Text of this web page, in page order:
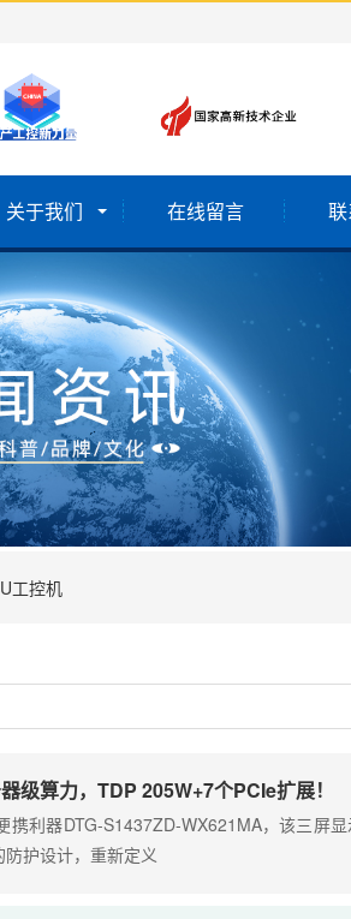
关于我们 在线留言
工控机
级算力，TDP 205W+7个PCIe扩展！
利器DTG-S1437ZD-WX621MA，该三屏显
护设计，重新定义